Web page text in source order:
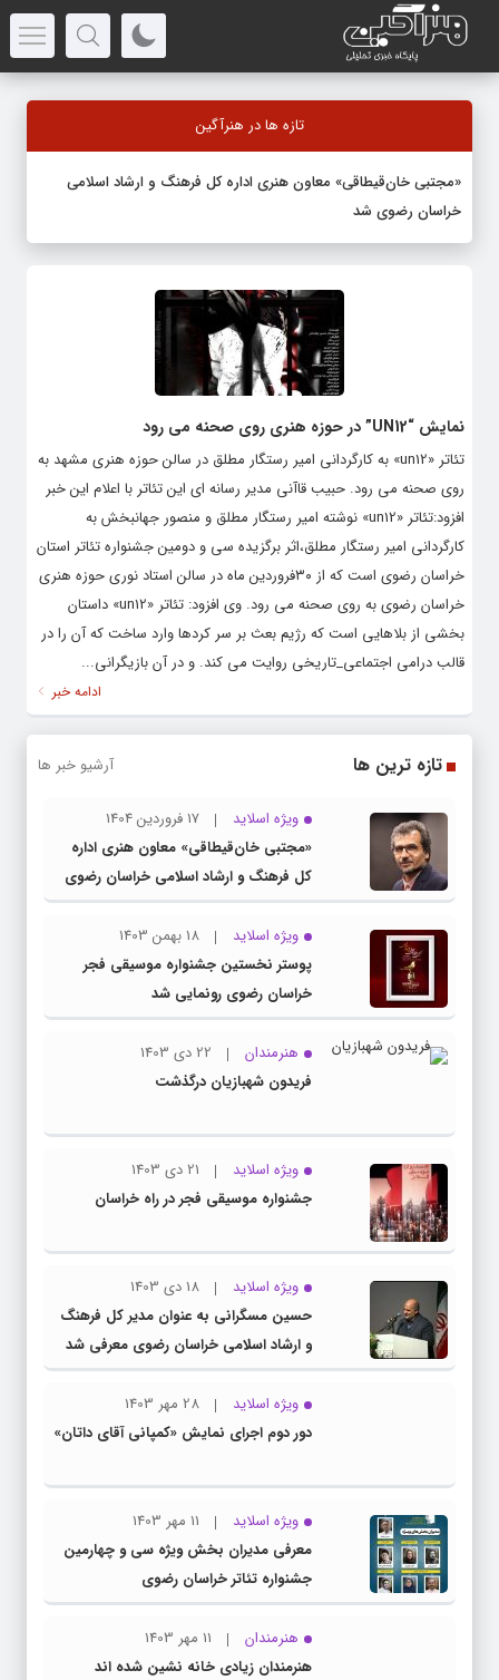
تازه ها در هنرآگین
«مجتبی خان‌قیطاقی» معاون هنری اداره کل فرهنگ و ارشاد اسلامی
خراسان رضوی شد
نمایش “UN12” در حوزه هنری روی صحنه می رود
تئاتر «un12» به کارگردانی امیر رستگار مطلق در سالن حوزه هنری مشهد به
روی صحنه می رود. حبیب قاآنی مدیر رسانه ای این تئاتر با اعلام این خبر
افزود:تئاتر «un12» نوشته امیر رستگار مطلق و منصور جهانبخش به
کارگردانی امیر رستگار مطلق،اثر برگزیده سی و دومین جشنواره تئاتر استان
خراسان رضوی است که از ۳۰فروردین ماه در سالن استاد نوری حوزه هنری
خراسان رضوی به روی صحنه می رود. وی افزود: تئاتر «un12» داستان
بخشی از بلاهایی است که رژیم بعث بر سر کردها وارد ساخت که آن را در
قالب درامی اجتماعی_تاریخی روایت می کند. و در آن بازیگرانی...
ادامه خبر
تازه ترین ها آرشیو خبر ها
ویژه اسلاید
17 فروردین 1404
«مجتبی خان‌قیطاقی» معاون هنری اداره
کل فرهنگ و ارشاد اسلامی خراسان رضوی
شد
ویژه اسلاید
18 بهمن 1403
پوستر نخستین جشنواره موسیقی فجر
خراسان رضوی رونمایی شد
هنرمندان
22 دی 1403
فریدون شهبازیان درگذشت
ویژه اسلاید
21 دی 1403
جشنواره موسیقی فجر در راه خراسان
ویژه اسلاید
18 دی 1403
حسین مسگرانی به عنوان مدیر کل فرهنگ
و ارشاد اسلامی خراسان رضوی معرفی شد
ویژه اسلاید
28 مهر 1403
دور دوم اجرای نمایش «کمپانی آقای داتان»
ویژه اسلاید
11 مهر 1403
معرفی مدیران بخش ویژه سی و چهارمین
جشنواره تئاتر خراسان رضوی
هنرمندان
11 مهر 1403
هنرمندان زیادی خانه نشین شده اند